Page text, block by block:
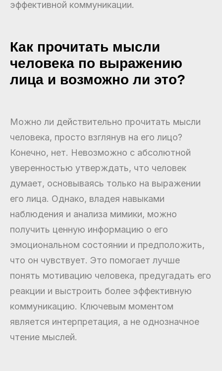
эффективной коммуникации.
Как прочитать мысли
человека по выражению
лица и возможно ли это?
Можно ли действительно прочитать мысли
человека, просто взглянув на его лицо?
Конечно, нет. Невозможно с абсолютной
уверенностью утверждать, что человек
думает, основываясь только на выражении
его лица. Однако, владея навыками
наблюдения и анализа мимики, можно
получить ценную информацию о его
эмоциональном состоянии и предположить,
что он чувствует. Это помогает лучше
понять мотивацию человека, предугадать его
реакции и выстроить более эффективную
коммуникацию. Ключевым моментом
является интерпретация, а не однозначное
чтение мыслей.